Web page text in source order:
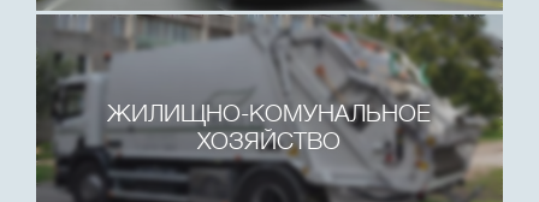
ЖИЛИЩНО-КОМУНАЛЬНОЕ
ХОЗЯЙСТВО